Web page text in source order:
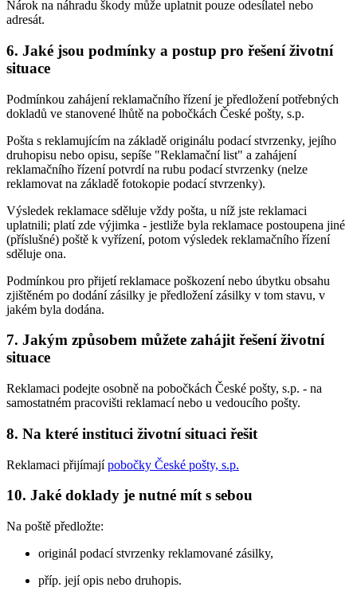
Nárok na náhradu škody může uplatnit pouze odesílatel nebo
adresát.
6. Jaké jsou podmínky a postup pro řešení životní
situace
Podmínkou zahájení reklamačního řízení je předložení potřebných
dokladů ve stanovené lhůtě na pobočkách České pošty, s.p.
Pošta s reklamujícím na základě originálu podací stvrzenky, jejího
druhopisu nebo opisu, sepíše "Reklamační list" a zahájení
reklamačního řízení potvrdí na rubu podací stvrzenky (nelze
reklamovat na základě fotokopie podací stvrzenky).
Výsledek reklamace sděluje vždy pošta, u níž jste reklamaci
uplatnili; platí zde výjimka - jestliže byla reklamace postoupena jiné
(příslušné) poště k vyřízení, potom výsledek reklamačního řízení
sděluje ona.
Podmínkou pro přijetí reklamace poškození nebo úbytku obsahu
zjištěném po dodání zásilky je předložení zásilky v tom stavu, v
jakém byla dodána.
7. Jakým způsobem můžete zahájit řešení životní
situace
Reklamaci podejte osobně na pobočkách České pošty, s.p. - na
samostatném pracovišti reklamací nebo u vedoucího pošty.
8. Na které instituci životní situaci řešit
Reklamaci přijímajípobočky České pošty, s.p.
10. Jaké doklady je nutné mít s sebou
Na poště předložte:
originál podací stvrzenky reklamované zásilky,
příp. její opis nebo druhopis.